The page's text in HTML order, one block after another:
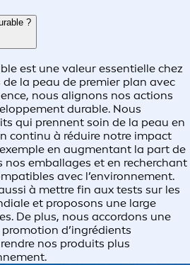
?
est une valeur essentielle chez
de la peau de premier plan avec
nous alignons nos actions
durable. Nous
qui prennent soin de la peau en
continu à réduire notre impact
en augmentant la part de
nos emballages et en recherchant
avec l’environnement.
à mettre fin aux tests sur les
et proposons une large
De plus, nous accordons une
d’ingrédients
nos produits plus